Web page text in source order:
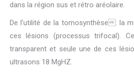
dans la région sus et rétro aréolaire.
De l’utilité de la tomosynthèse: la
ces lésions (processus trifocal).
transparent et seule une de ces
ultrasons 18 MgHZ.